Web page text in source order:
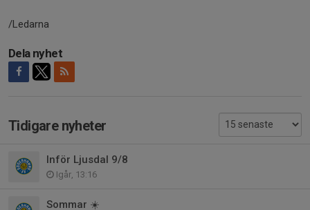
/Ledarna
Dela nyhet
Tidigare nyheter
Inför Ljusdal 9/8
Igår, 13:16
Sommar ☀️